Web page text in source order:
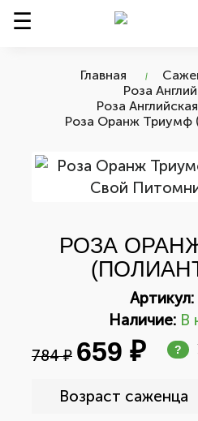
Главная
Роза
Роза
Роза Оранж Триумф
РОЗА
Артикул:
Наличие: В
784 ₽ 659 ₽ ?
Возраст саженца